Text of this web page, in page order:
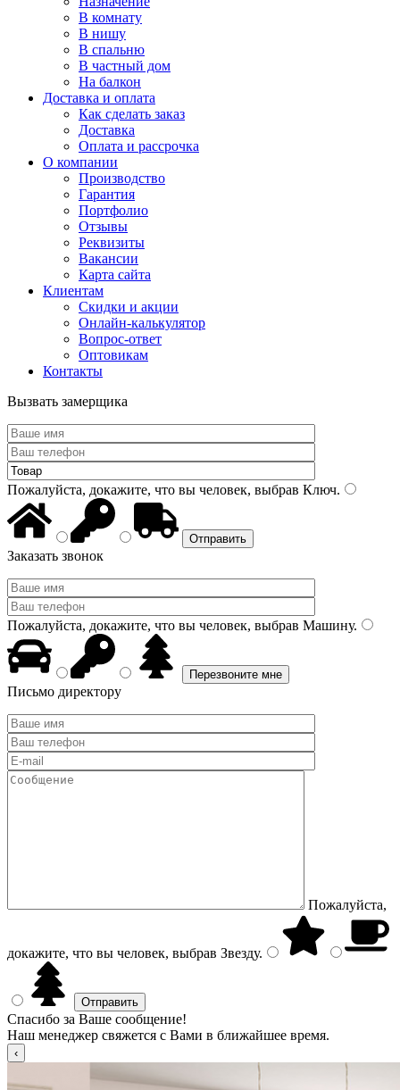
В комнату
В нишу
В спальню
В частный дом
На балкон
Доставка и оплата
Как сделать заказ
Доставка
Оплата и рассрочка
О компании
Производство
Гарантия
Портфолио
Отзывы
Реквизиты
Вакансии
Карта сайта
Клиентам
Скидки и акции
Онлайн-калькулятор
Вопрос-ответ
Оптовикам
Контакты
Вызвать замерщика
Пожалуйста, докажите, что вы человек, выбрав Ключ.
Заказать звонок
Пожалуйста, докажите, что вы человек, выбрав Машину.
Письмо директору
Пожалуйста,
докажите, что вы человек, выбрав Звезду.
Спасибо за Ваше сообщение!
Наш менеджер свяжется с Вами в ближайшее время.